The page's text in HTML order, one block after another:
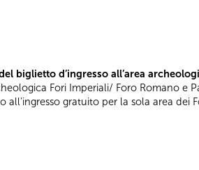
biglietto d’ingresso all’area
Fori Imperiali/ Foro Romano e
all’ingresso gratuito per la sola area dei